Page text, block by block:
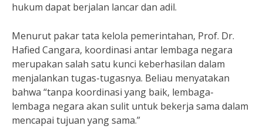
hukum dapat berjalan lancar dan adil.
Menurut pakar tata kelola pemerintahan, Prof. Dr.
Hafied Cangara, koordinasi antar lembaga negara
merupakan salah satu kunci keberhasilan dalam
menjalankan tugas-tugasnya. Beliau menyatakan
bahwa “tanpa koordinasi yang baik, lembaga-
lembaga negara akan sulit untuk bekerja sama dalam
mencapai tujuan yang sama.”